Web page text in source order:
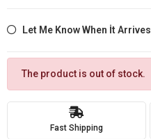
Let Me Know When İt Arrives
The product is out of stock.
Fast Shipping